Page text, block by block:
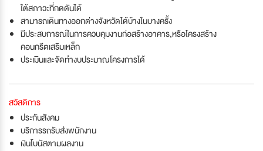
ใต้สภาวะที่กดดันได้
สามารถเดินทางออกต่างจังหวัดได้บ้างในบางครั้ง
มีประสบการณ์ในการควบคุมงานก่อสร้างอาคาร,หรือโครงสร้าง
คอนกรีตเสริมเหล็ก
ประเมินและจัดทำงบประมาณโครงการได้
สวัสดิการ
ประกันสังคม
บริการรถรับส่งพนักงาน
เงินโบนัสตามผลงาน